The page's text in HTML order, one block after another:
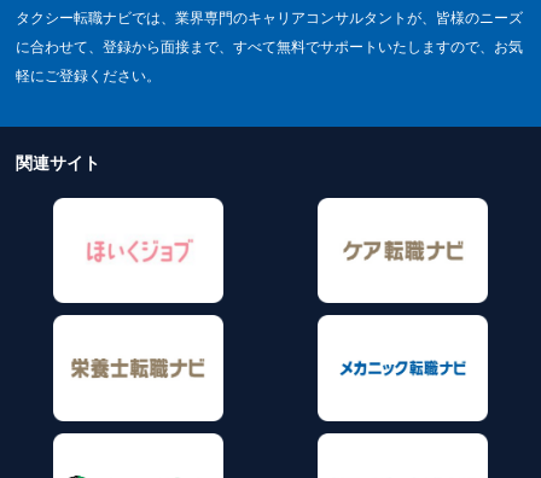
タクシー転職ナビでは、業界専門のキャリアコンサルタントが、皆様のニーズ
に合わせて、登録から面接まで、すべて無料でサポートいたしますので、お気
軽にご登録ください。
関連サイト